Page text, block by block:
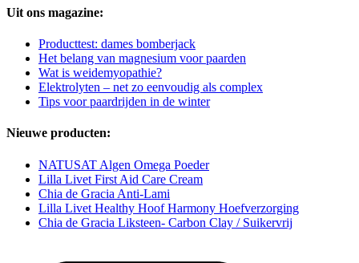
Uit ons magazine:
Producttest: dames bomberjack
Het belang van magnesium voor paarden
Wat is weidemyopathie?
Elektrolyten – net zo eenvoudig als complex
Tips voor paardrijden in de winter
Nieuwe producten:
NATUSAT Algen Omega Poeder
Lilla Livet First Aid Care Cream
Chia de Gracia Anti-Lami
Lilla Livet Healthy Hoof Harmony Hoefverzorging
Chia de Gracia Liksteen- Carbon Clay / Suikervrij